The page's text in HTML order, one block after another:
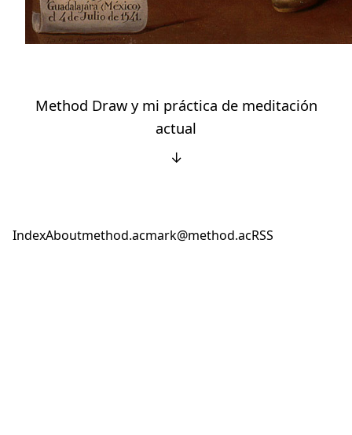
Method Draw y mi práctica de meditación
actual
↓
IndexAboutmethod.acmark@method.acRSS